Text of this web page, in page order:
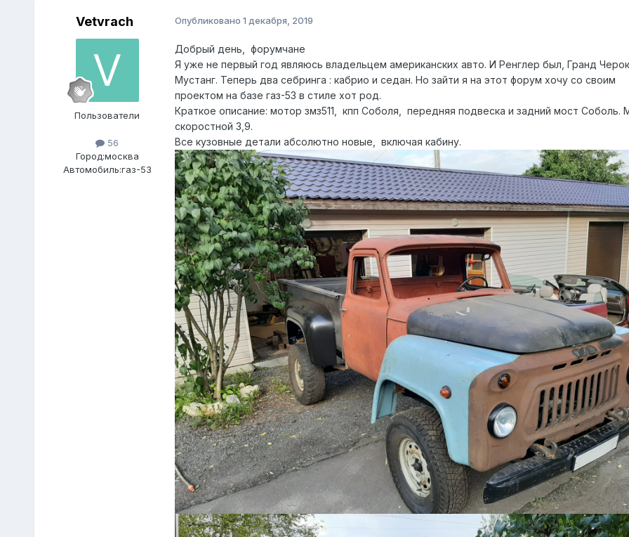
Vetvrach
Пользователи
56
Город:москва
Автомобиль:газ-53
Опубликовано 1 декабря, 2019
Добрый день, форумчане
Я уже не первый год являюсь владельцем американских авто. И Ренглер был, Гранд
Мустанг. Теперь два себринга : кабрио и седан. Но зайти я на этот форум хочу со своим
проектом на базе газ-53 в стиле хот род.
Краткое описание: мотор змз511, кпп Соболя, передняя подвеска и задний мост Соболь.
скоростной 3,9.
Все кузовные детали абсолютно новые, включая кабину.